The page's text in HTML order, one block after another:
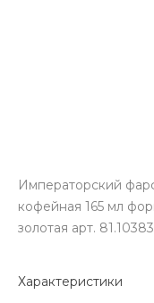
Императорский
кофейная 165 мл
золотая арт.
Характеристики